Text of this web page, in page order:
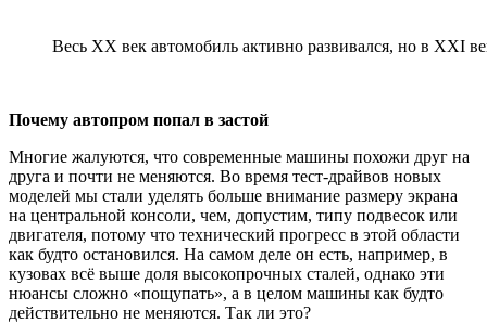
Весь XX век автомобиль активно развивался, но в XXI
Почему автопром попал в застой
Многие жалуются, что современные машины похожи друг на
друга и почти не меняются. Во время тест-драйвов новых
моделей мы стали уделять больше внимание размеру экрана
на центральной консоли, чем, допустим, типу подвесок или
двигателя, потому что технический прогресс в этой области
как будто остановился. На самом деле он есть, например, в
кузовах всё выше доля высокопрочных сталей, однако эти
нюансы сложно «пощупать», а в целом машины как будто
действительно не меняются. Так ли это?